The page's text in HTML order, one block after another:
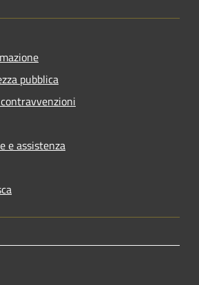
pubblica
e assistenza